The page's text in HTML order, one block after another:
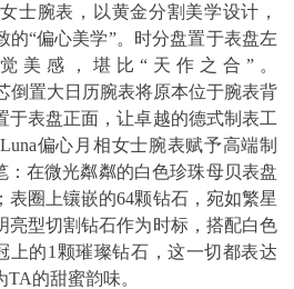
士腕表，以黄金分割美学设计，
的“偏心美学”。时分盘置于表盘左
美感，堪比“天作之合”。
倒置大日历腕表将原本位于腕表背
于表盘正面，让卓越的德式制表工
偏心月相女士腕表赋予高端制
：在微光粼粼的白色珍珠母贝表盘
表圈上镶嵌的64颗钻石，宛如繁星
亮型切割钻石作为时标，搭配白色
上的1颗璀璨钻石，这一切都表达
的甜蜜韵味。